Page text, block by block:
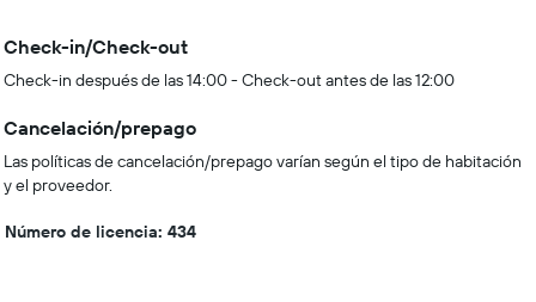
Check-in/Check-out
Check-in después de las 14:00 - Check-out antes de las 12:00
Cancelación/prepago
Las políticas de cancelación/prepago varían según el tipo de habitación
y el proveedor.
Número de licencia: 434